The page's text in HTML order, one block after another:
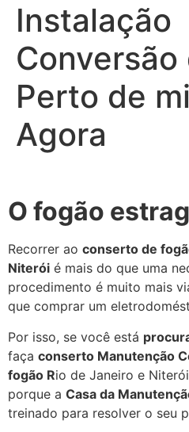
Instalação
Conversão
Perto de
Agora
O fogão
Recorrer ao conserto de
Niterói é mais do que uma
procedimento é muito mais
que comprar um
Por isso, se você está
faça conserto Manutenção
fogão Rio de Janeiro e
porque a Casa da
treinado para resolver o seu